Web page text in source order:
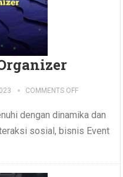
COMMENTS OFF
dengan dinamika dan
sosial, bisnis Event